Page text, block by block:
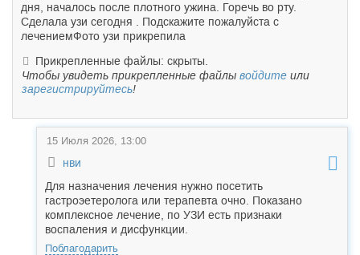
дня, началось после плотного ужина. Горечь во рту.
Сделала узи сегодня . Подскажите пожалуйста с
лечениемФото узи прикрепила
Прикрепленные файлы: скрыты.
Чтобы увидеть прикрепленные файлы войдите или
зарегистрируйтесь!
15 Июля 2026, 13:00
нви
Для назначения лечения нужно посетить
гастроэетеролога или терапевта очно. Показано
комплексное лечение, по УЗИ есть признаки
воспаления и дисфункции.
Поблагодарить